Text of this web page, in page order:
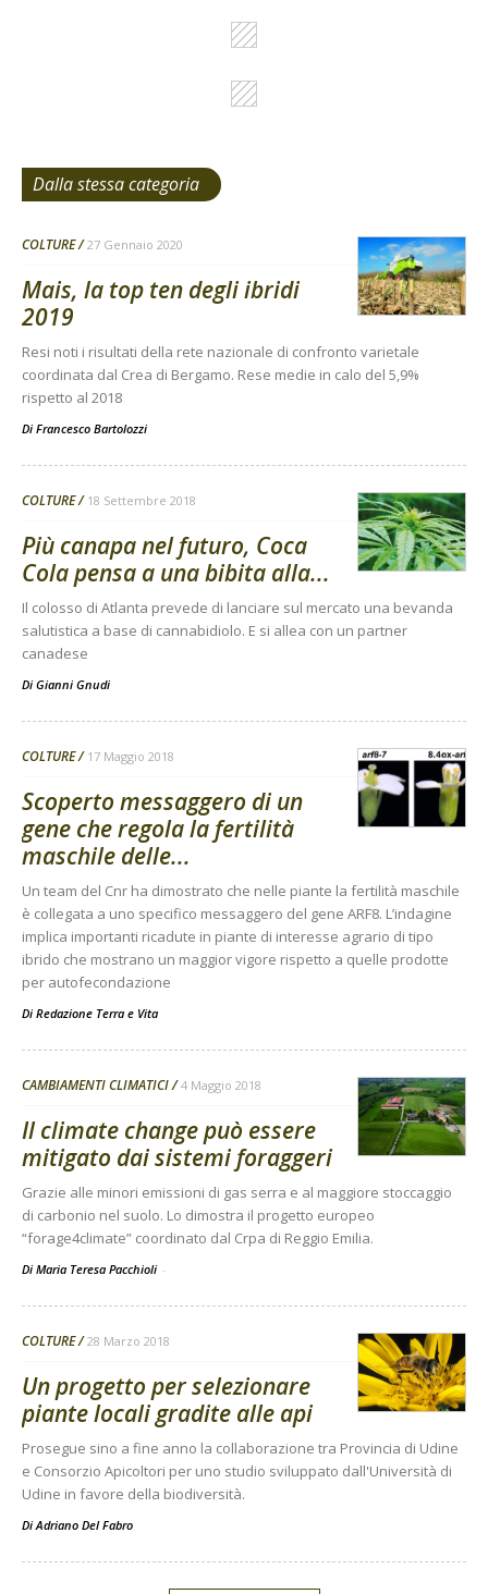
Dalla stessa categoria
COLTURE 27 Gennaio 2020
Mais, la top ten degli ibridi
2019
Resi noti i risultati della rete nazionale di confronto varietale
coordinata dal Crea di Bergamo. Rese medie in calo del 5,9%
rispetto al 2018
Di Francesco Bartolozzi
COLTURE 18 Settembre 2018
Più canapa nel futuro, Coca
Cola pensa a una bibita alla...
Il colosso di Atlanta prevede di lanciare sul mercato una bevanda
salutistica a base di cannabidiolo. E si allea con un partner
canadese
Di Gianni Gnudi
COLTURE 17 Maggio 2018
Scoperto messaggero di un
gene che regola la fertilità
maschile delle...
Un team del Cnr ha dimostrato che nelle piante la fertilità maschile
è collegata a uno specifico messaggero del gene ARF8. L’indagine
implica importanti ricadute in piante di interesse agrario di tipo
ibrido che mostrano un maggior vigore rispetto a quelle prodotte
per autofecondazione
Di Redazione Terra e Vita
CAMBIAMENTI CLIMATICI 4 Maggio 2018
Il climate change può essere
mitigato dai sistemi foraggeri
Grazie alle minori emissioni di gas serra e al maggiore stoccaggio
di carbonio nel suolo. Lo dimostra il progetto europeo
“forage4climate” coordinato dal Crpa di Reggio Emilia.
Di Maria Teresa Pacchioli -
COLTURE 28 Marzo 2018
Un progetto per selezionare
piante locali gradite alle api
Prosegue sino a fine anno la collaborazione tra Provincia di Udine
e Consorzio Apicoltori per uno studio sviluppato dall'Università di
Udine in favore della biodiversità.
DiAdriano Del Fabro